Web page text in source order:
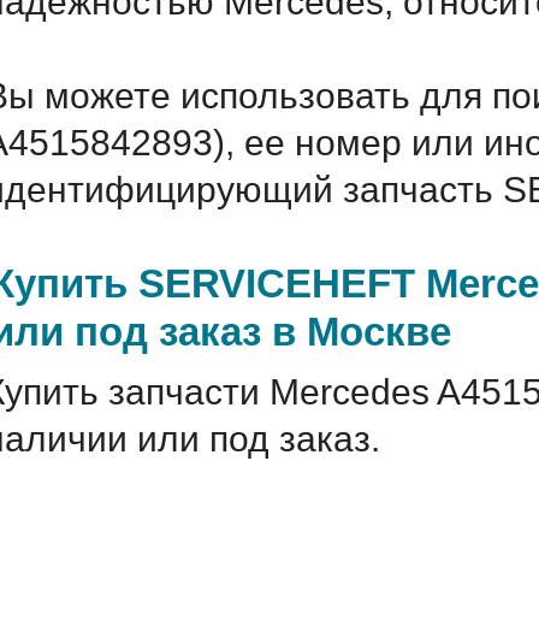
можете использовать для
ее номер или
запчасть
SERVICEHEFT
под заказ в Москве
запчасти Mercedes
или под заказ.